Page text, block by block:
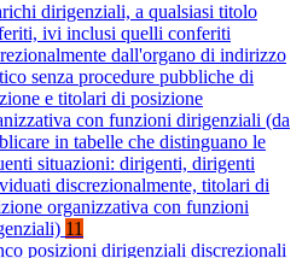
dirigenziali, a qualsiasi titolo
ivi inclusi quelli conferiti
dall'organo di indirizzo
senza procedure pubbliche di
e titolari di posizione
con funzioni dirigenziali (da
in tabelle che distinguano le
situazioni: dirigenti, dirigenti
discrezionalmente, titolari di
organizzativa con funzioni
11
posizioni dirigenziali discrezionali